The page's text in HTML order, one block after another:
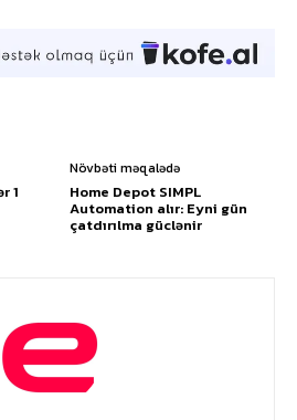
1
Növbəti məqalədə
Home Depot SIMPL
Automation alır: Eyni gün
çatdırılma güclənir